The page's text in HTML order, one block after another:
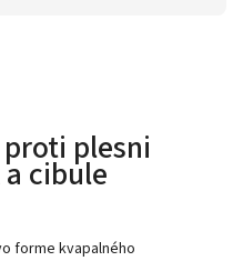
proti plesni
cibule
forme kvapalného